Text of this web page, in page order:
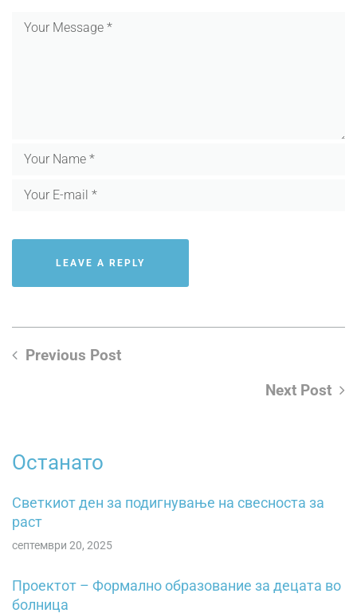
Previous Post
Next Post
Останато
Светкиот ден за подигнување на свесностa зa
pacт
септември 20, 2025
Проектот – Формално образование за децата во
болница